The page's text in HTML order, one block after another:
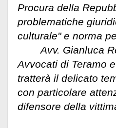
Procura della
problematiche
culturale" e norma
Avv. Gianluca
Avvocati di Teramo
tratterà il delicato
con particolare
difensore della